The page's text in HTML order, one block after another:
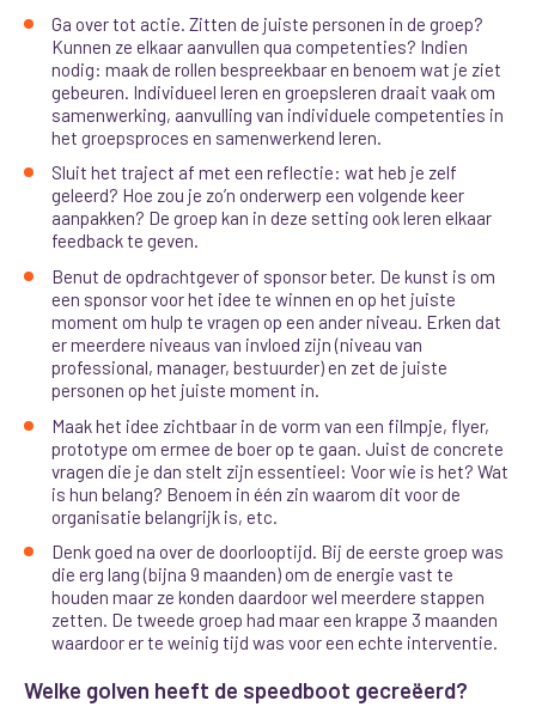
Ga over tot actie. Zitten de juiste personen in de groep?
Kunnen ze elkaar aanvullen qua competenties? Indien
nodig: maak de rollen bespreekbaar en benoem wat je ziet
gebeuren. Individueel leren en groepsleren draait vaak om
samenwerking, aanvulling van individuele competenties in
het groepsproces en samenwerkend leren.
Sluit het traject af met een reflectie: wat heb je zelf
geleerd? Hoe zou je zo’n onderwerp een volgende keer
aanpakken? De groep kan in deze setting ook leren elkaar
feedback te geven.
Benut de opdrachtgever of sponsor beter. De kunst is om
een sponsor voor het idee te winnen en op het juiste
moment om hulp te vragen op een ander niveau. Erken dat
er meerdere niveaus van invloed zijn (niveau van
professional, manager, bestuurder) en zet de juiste
personen op het juiste moment in.
Maak het idee zichtbaar in de vorm van een filmpje, flyer,
prototype om ermee de boer op te gaan. Juist de concrete
vragen die je dan stelt zijn essentieel: Voor wie is het? Wat
is hun belang? Benoem in één zin waarom dit voor de
organisatie belangrijk is, etc.
Denk goed na over de doorlooptijd. Bij de eerste groep was
die erg lang (bijna 9 maanden) om de energie vast te
houden maar ze konden daardoor wel meerdere stappen
zetten. De tweede groep had maar een krappe 3 maanden
waardoor er te weinig tijd was voor een echte interventie.
Welke golven heeft de speedboot gecreëerd?